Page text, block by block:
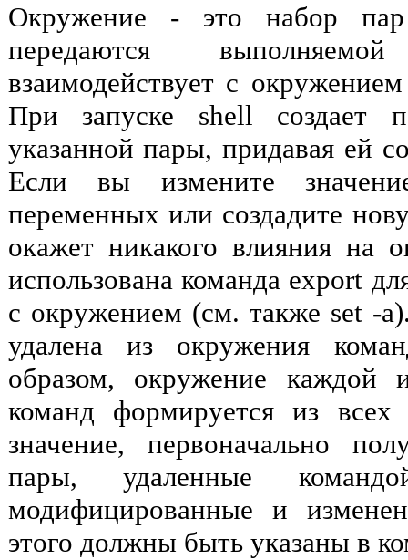
Окружение - это набор пар
передаются
взаимодействует с
При запуске shell создает
указанной пары, придавая ей
Если вы измените
переменных или создадите
окажет никакого влияния на
использована команда export
с окружением (см. также set -
удалена из окружения
образом, окружение каждой
команд формируется из
значение, первоначально
пары, удаленные
модифицированные и
этого должны быть указаны в